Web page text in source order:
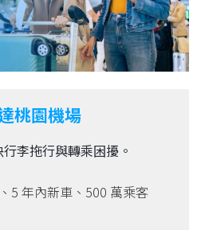
桃園機場
李拖行與轉乘困擾。
5 年內新車、500 萬乘客